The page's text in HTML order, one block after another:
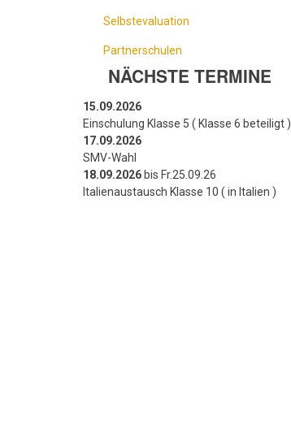
Selbstevaluation
Partnerschulen
NÄCHSTE TERMINE
15.09.2026
Einschulung Klasse 5 ( Klasse 6 beteiligt )
17.09.2026
SMV-Wahl
18.09.2026 bis Fr.25.09.26
Italienaustausch Klasse 10 ( in Italien )